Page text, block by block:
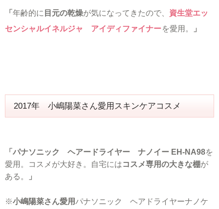
「 年齢的に 目元の乾燥が気になってきたので、 資生堂エッ
センシャルイネルジャ アイディファイナーを愛用。 」
2017年 小嶋陽菜さん愛用スキンケアコスメ
「パナソニック ヘアードライヤー ナノイー EH-NA98を
愛用。コスメが大好き。自宅にはコスメ専用の大きな棚が
ある。
」
※小嶋陽菜さん愛用パナソニック ヘアドライヤーナノケ